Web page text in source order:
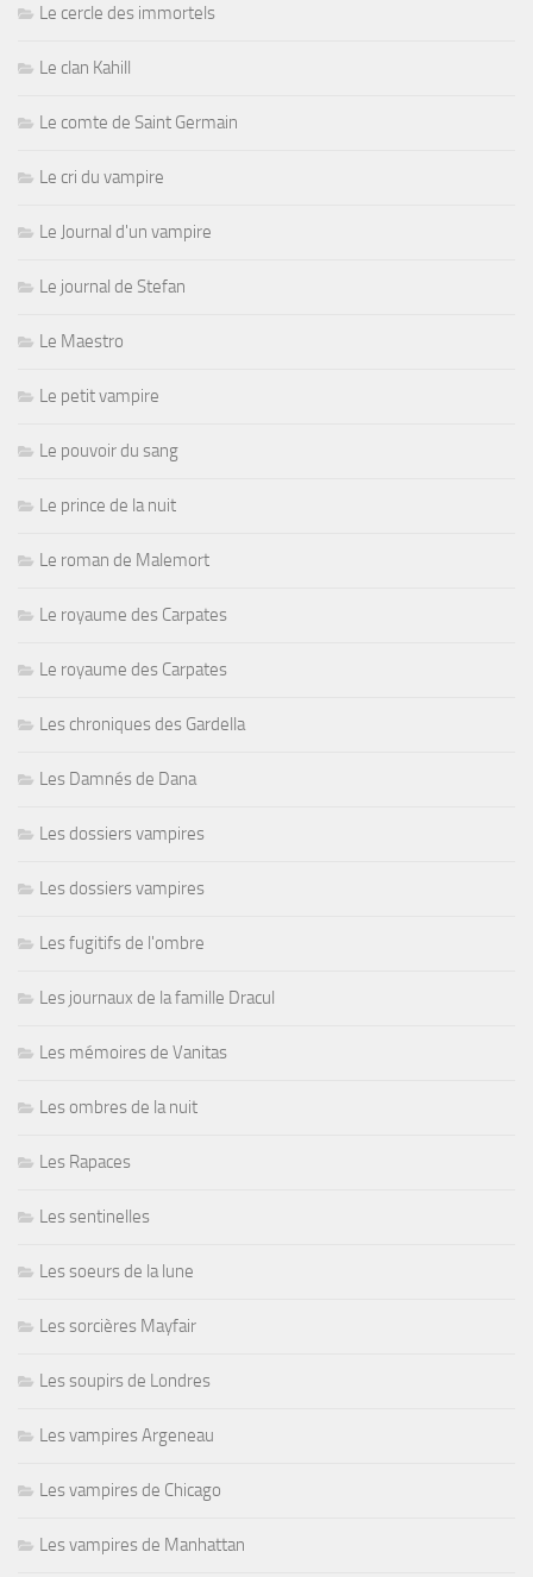
Le cercle des immortels
Le clan Kahill
Le comte de Saint Germain
Le cri du vampire
Le Journal d'un vampire
Le journal de Stefan
Le Maestro
Le petit vampire
Le pouvoir du sang
Le prince de la nuit
Le roman de Malemort
Le royaume des Carpates
Le royaume des Carpates
Les chroniques des Gardella
Les Damnés de Dana
Les dossiers vampires
Les dossiers vampires
Les fugitifs de l'ombre
Les journaux de la famille Dracul
Les mémoires de Vanitas
Les ombres de la nuit
Les Rapaces
Les sentinelles
Les soeurs de la lune
Les sorcières Mayfair
Les soupirs de Londres
Les vampires Argeneau
Les vampires de Chicago
Les vampires de Manhattan